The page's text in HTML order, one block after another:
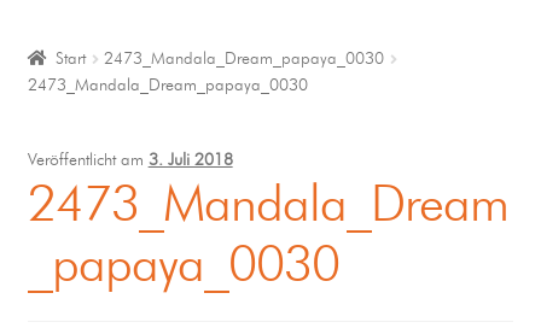
Mein Angebot
Coaching
Klangmassage
Start
2473_Mandala_Dream_papaya_0030
2473_Mandala_Dream_papaya_0030
Veröffentlicht am 3. Juli 2018
2473_Mandala_Dream
_papaya_0030